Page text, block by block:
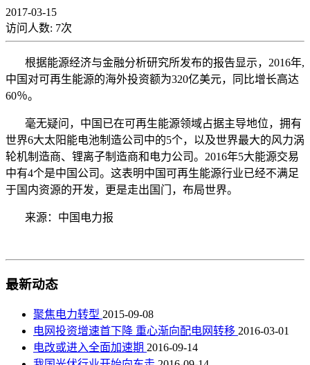
2017-03-15
访问人数: 7次
根据能源经济与金融分析研究所发布的报告显示，2016年,
中国对可再生能源的海外投资额为320亿美元，同比增长高达
60％。
毫无疑问，中国已在可再生能源领域占据主导地位，拥有
世界6大太阳能电池制造公司中的5个，以及世界最大的风力涡
轮机制造商、锂离子制造商和电力公司。2016年5大能源交易
中有4个是中国公司。这表明中国可再生能源行业已经不满足
于国内资源的开发，更是走出国门，布局世界。
来源：中国电力报
最新动态
聚焦电力转型 2015-09-08
电网投资增速首下降 重心渐向配电网转移 2016-03-01
电改或进入全面加速期 2016-09-14